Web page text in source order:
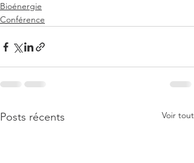
Bioénergie
Conférence
Posts récents Voir tout